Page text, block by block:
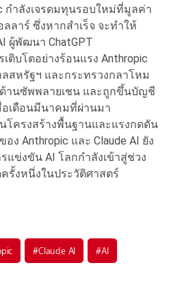
กำลังเจรดมทุนรอบใหม่ที่มูลค่า
ลาร์ ซึ่งหากสำเร็จ จะทำให้
ผู้พัฒนา ChatGPT
ติบโตอย่างร้อนแรง Anthropic
สหรัฐฯ และกระทรวงกลาโหม
ด้านซัพพลายเชน และถูกขึ้นบัญชี
อเดือนมีนาคมที่ผ่านมา
โครงสร้างพื้นฐานและแรงกดดัน
ง Anthropic และ Claude AI ยัง
แข่งขัน AI โลกกำลังเข้าสู่ช่วง
รั้งหนึ่งในประวัติศาสตร์
#Claude AI #AI